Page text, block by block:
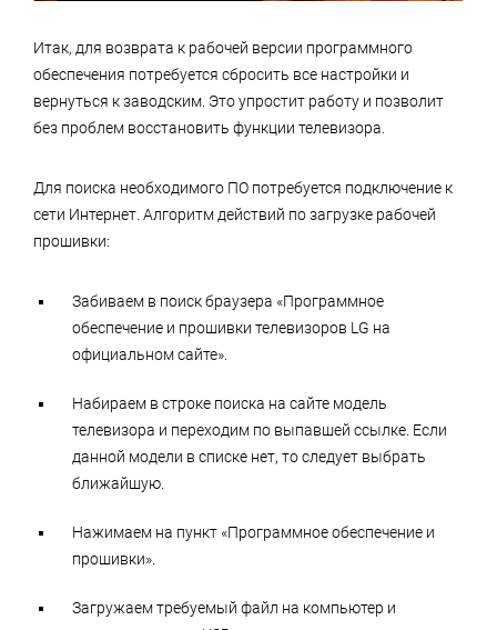
Итак, для возврата к рабочей версии программного
обеспечения потребуется сбросить все настройки и
вернуться к заводским. Это упростит работу и позволит
без проблем восстановить функции телевизора.
Для поиска необходимого ПО потребуется подключение к
сети Интернет. Алгоритм действий по загрузке рабочей
прошивки:
Забиваем в поиск браузера «Программное
обеспечение и прошивки телевизоров LG на
официальном сайте».
Набираем в строке поиска на сайте модель
телевизора и переходим по выпавшей ссылке. Если
данной модели в списке нет, то следует выбрать
ближайшую.
Нажимаем на пункт «Программное обеспечение и
прошивки».
Загружаем требуемый файл на компьютер и